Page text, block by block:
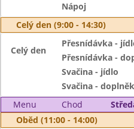
Nápoj
Celý den (9:00 - 14:30)
Celý den
Přesnídávka -
Přesnídávka -
Svačina - jídlo
Svačina - doplněk
Menu
Chod
Oběd (11:00 - 14:00)